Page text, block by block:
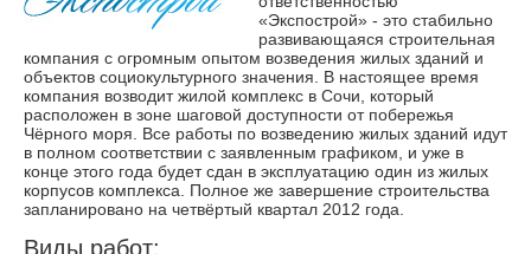
«Экспострой» - это стабильно
развивающаяся строительная
компания с огромным опытом возведения жилых зданий и
объектов социокультурного значения. В настоящее время
компания возводит жилой комплекс в Сочи, который
расположен в зоне шаговой доступности от побережья
Чёрного моря. Все работы по возведению жилых зданий идут
в полном соответствии с заявленным графиком, и уже в
конце этого года будет сдан в эксплуатацию один из жилых
корпусов комплекса. Полное же завершение строительства
запланировано на четвёртый квартал 2012 года.
Виды работ: